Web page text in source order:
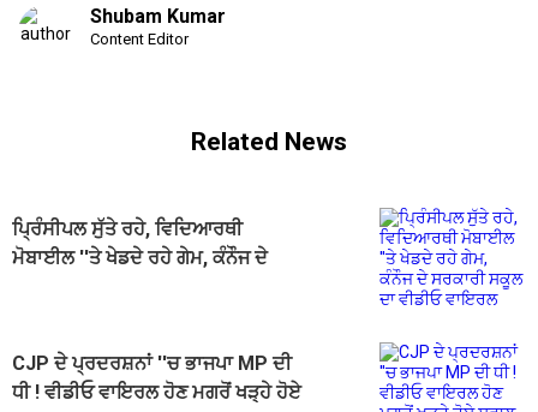
Shubam Kumar
Content Editor
Related News
ਪ੍ਰਿੰਸੀਪਲ ਸੁੱਤੇ ਰਹੇ, ਵਿਦਿਆਰਥੀ
ਮੋਬਾਈਲ ''ਤੇ ਖੇਡਦੇ ਰਹੇ ਗੇਮ, ਕੰਨੌਜ ਦੇ
CJP ਦੇ ਪ੍ਰਦਰਸ਼ਨਾਂ ''ਚ ਭਾਜਪਾ MP ਦੀ
ਧੀ ! ਵੀਡੀਓ ਵਾਇਰਲ ਹੋਣ ਮਗਰੋਂ ਖੜ੍ਹੇ ਹੋਏ